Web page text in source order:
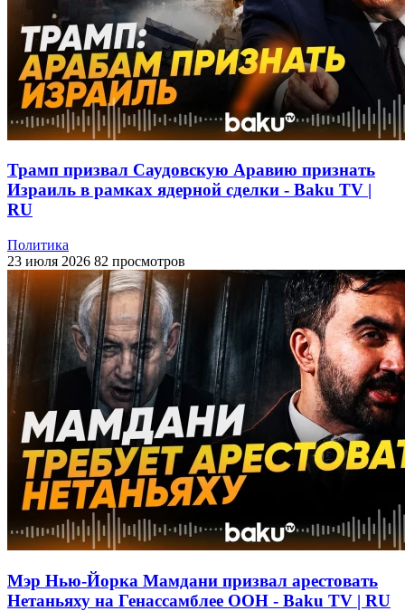
Трамп призвал Саудовскую Аравию признать
Израиль в рамках ядерной сделки - Baku TV |
RU
Политика
23 июля 2026 82 просмотров
Мэр Нью-Йорка Мамдани призвал арестовать
Нетаньяху на Генассамблее ООН - Baku TV | RU